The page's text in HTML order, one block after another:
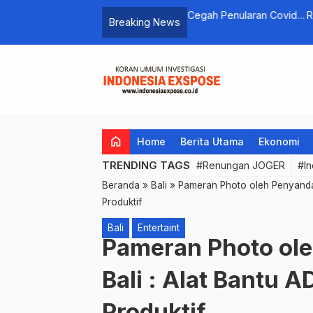
Breaking News
dan Bilik Automatik Chamber
Renungan JOGER
home Home Berita Utama Ekonomi
TRENDING TAGS #Renungan JOGER
Beranda » Bali » Pameran Photo oleh
Produktif
Bali Entertaint
Pameran Photo
Bali : Alat Bantu